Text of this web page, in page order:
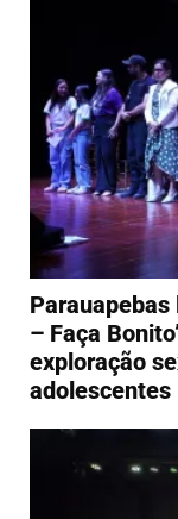
– Faça
exploração
adolescentes